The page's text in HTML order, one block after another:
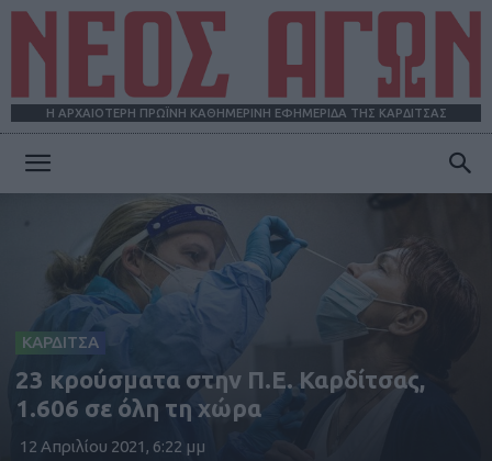
Η ΑΡΧΑΙΟΤΕΡΗ ΠΡΩΪΝΗ ΚΑΘΗΜΕΡΙΝΗ ΕΦΗΜΕΡΙΔΑ ΤΗΣ ΚΑΡΔΙΤΣΑΣ
ΑΓΩΝ
ΚΑΡΔΙΤΣΑ
23 κρούσματα στην Π.Ε. Καρδίτσας,
1.606 σε όλη τη χώρα
12 Απριλίου 2021, 6:22 μμ